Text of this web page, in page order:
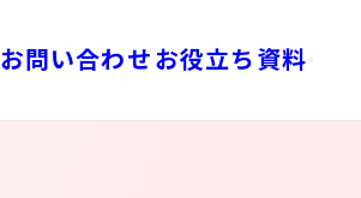
お問い合わせ お役立ち資料